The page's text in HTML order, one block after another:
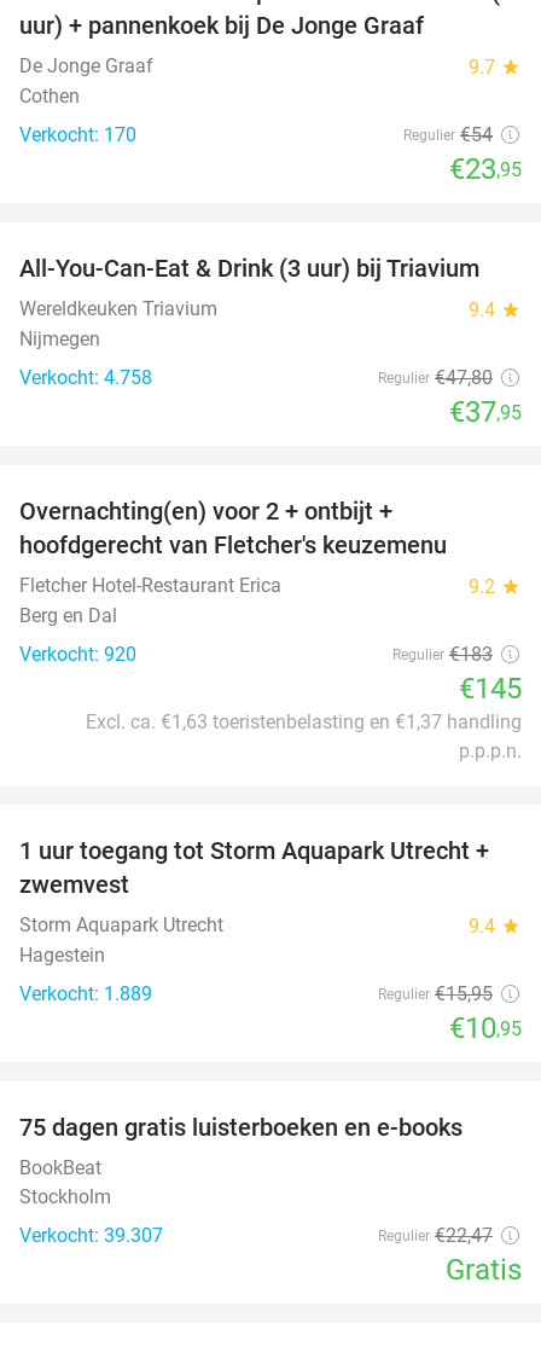
uur) + pannenkoek bij De Jonge Graaf
De Jonge Graaf 9.7 star
Cothen
Verkocht: 170
Regulier €54
€23,95
21%
All-You-Can-Eat & Drink (3 uur) bij Triavium
Wereldkeuken Triavium 9.4 star
Nijmegen
Verkocht: 4.758
Regulier €47,80
€37,95
Overnachting(en) voor 2 + ontbijt +
hoofdgerecht van Fletcher's keuzemenu
Fletcher Hotel-Restaurant Erica 9.2 star
Berg en Dal
Verkocht: 920
Regulier €183
€145
Excl. ca. €1,63 toeristenbelasting en €1,37 handling
p.p.p.n.
31%
1 uur toegang tot Storm Aquapark Utrecht +
zwemvest
Storm Aquapark Utrecht 9.4 star
Hagestein
Verkocht: 1.889
Regulier €15,95
€10,95
75 dagen gratis luisterboeken en e-books
BookBeat
Stockholm
Verkocht: 39.307
Regulier €22,47
Gratis